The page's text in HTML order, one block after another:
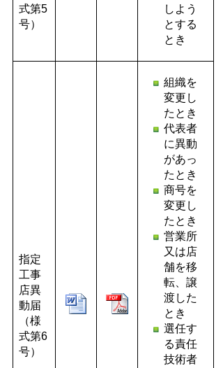
式第5
号）
しよう
とする
とき
指定
工事
店異
動届
（様
式第6
号）
組織を
変更し
たとき
代表者
に異動
があっ
たとき
商号を
変更し
たとき
営業所
又は店
舗を移
転、譲
渡した
とき
選任す
る責任
技術者